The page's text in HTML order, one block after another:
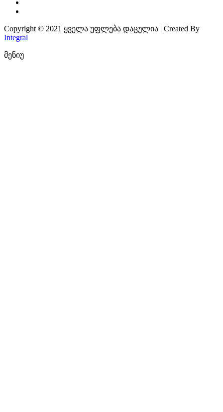
Copyright © 2021 ყველა უფლება დაცულია | Created By
Integral
მენიუ